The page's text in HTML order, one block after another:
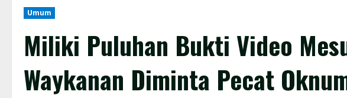
Umum
Miliki Puluhan Bukti Video
Waykanan Diminta Pecat